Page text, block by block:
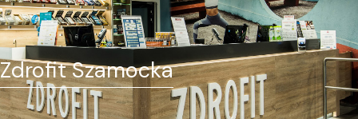
Zdrofit Szamocka